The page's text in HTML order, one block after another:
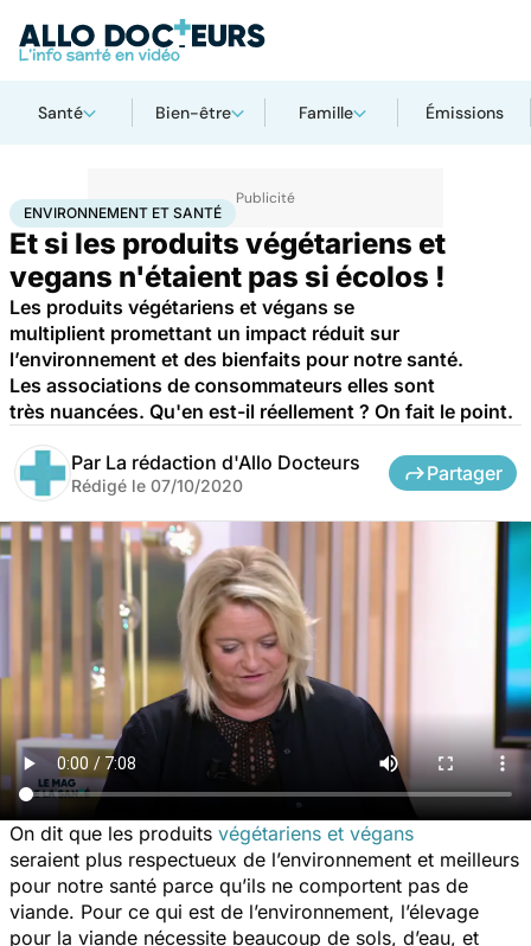
Santé Bien-être Famille Émissions
AccueilBien-êtreEnvironnement et santé
ENVIRONNEMENT ET SANTÉ
Et si les produits végétariens et
vegans n'étaient pas si écolos !
Les produits végétariens et végans se
multiplient promettant un impact réduit sur
l’environnement et des bienfaits pour notre santé.
Les associations de consommateurs elles sont
très nuancées. Qu'en est-il réellement ? On fait le point.
Par La rédaction d'Allo Docteurs
Rédigé le 07/10/2020
Partager
On dit que les produits végétariens et végans
seraient plus respectueux de l’environnement et meilleurs
pour notre santé parce qu’ils ne comportent pas de
viande. Pour ce qui est de l’environnement, l’élevage
pour la viande nécessite beaucoup de sols, d’eau, et